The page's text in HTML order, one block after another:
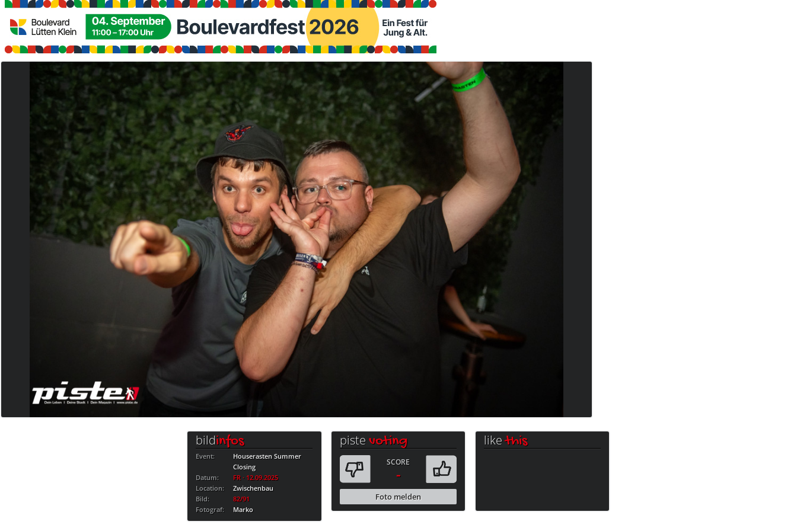
bildinfos
Event:
Houserasten Summer
Closing
Datum:
FR · 12.09.2025
Location:
Zwischenbau
Bild:
82/91
Fotograf:
Marko
pistevoting
SCORE
-
Foto melden
likethis